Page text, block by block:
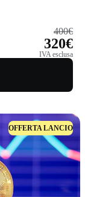
400€
320€
IVA esclusa
OFFERTA LANCIO